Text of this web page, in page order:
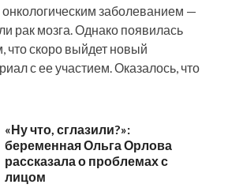
онкологическим заболеванием —
рак мозга. Однако появилась
что скоро выйдет новый
с ее участием. Оказалось, что
«Ну что, сглазили?»:
беременная Ольга Орлова
рассказала о проблемах с
лицом